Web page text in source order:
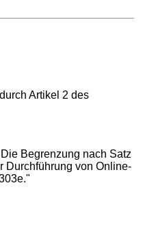
Artikel 2 des
Begrenzung nach Satz
Durchführung von Online-